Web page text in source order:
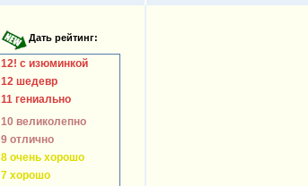
12! с изюминкой
12 шедевр
11 гениально
10 великолепно
9 отлично
8 очень хорошо
7 хорошо